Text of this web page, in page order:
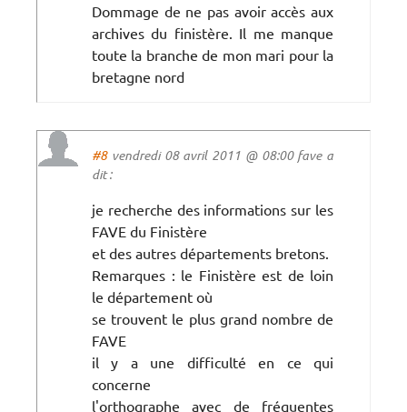
Dommage de ne pas avoir accès aux
archives du finistère. Il me manque
toute la branche de mon mari pour la
bretagne nord
#8vendredi 08 avril 2011 @ 08:00 fave a
dit :
je recherche des informations sur les
FAVE du Finistère
et des autres départements bretons.
Remarques : le Finistère est de loin
le département où
se trouvent le plus grand nombre de
FAVE
il y a une difficulté en ce qui
concerne
l'orthographe avec de fréquentes